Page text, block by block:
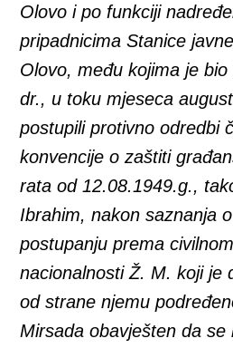
Olovo i po funkciji
pripadnicima Stanice
Olovo, među kojima je
dr., u toku mjeseca
postupili protivno odredbi
konvencije o zaštiti
rata od 12.08.1949.g.,
Ibrahim, nakon saznanja
postupanju prema
nacionalnosti Ž. M. koji je
od strane njemu
Mirsada obavješten da se